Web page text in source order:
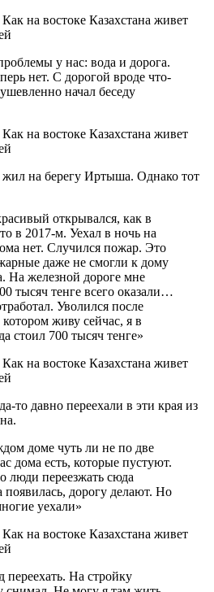
у нас: вода и дорога.
нет. С дорогой вроде что-
начал беседу
жил на берегу Иртыша. Однако тот
открывался, как в
в 2017-м. Уехал в ночь на
нет. Случился пожар. Это
даже не смогли к дому
На железной дороге мне
тысяч тенге всего оказали…
Уволился после
живу сейчас, я в
стоил 700 тысяч тенге»
то давно переехали в эти края из
доме чуть ли не по две
дома есть, которые пустуют.
люди переезжать сюда
появилась, дорогу делают. Но
уехали»
переехать. На стройку